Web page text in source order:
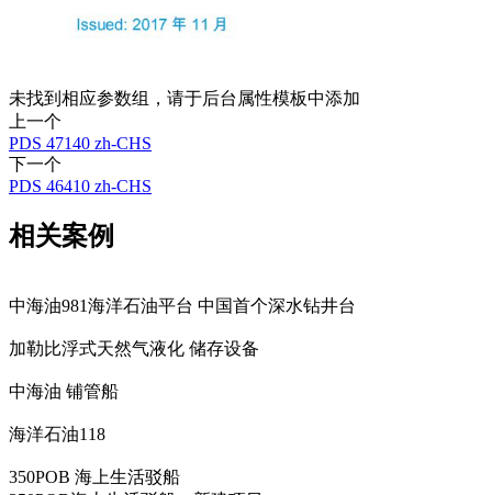
未找到相应参数组，请于后台属性模板中添加
上一个
PDS 47140 zh-CHS
下一个
PDS 46410 zh-CHS
相关案例
中海油981海洋石油平台 中国首个深水钻井台
加勒比浮式天然气液化 储存设备
中海油 铺管船
海洋石油118
350POB 海上生活驳船